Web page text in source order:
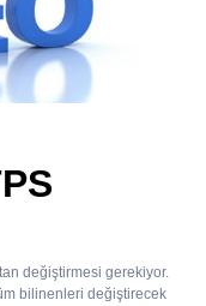
değiştirmesi gerekiyor.
bilinenleri değiştirecek